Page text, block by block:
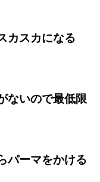
カスカになる
ないので最低限
パーマをかける